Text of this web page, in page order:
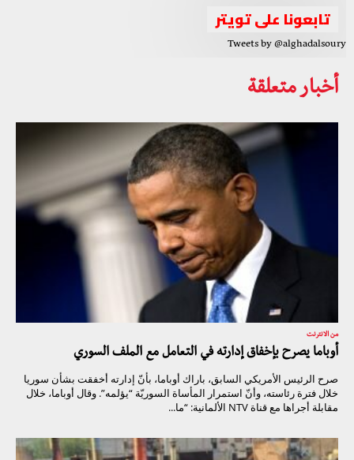
تابعونا على تويتر
Tweets by @alghadalsoury
أخبار متعلقة
من الانترنت
أوباما يصرح بإخفاق إدارته في التعامل مع الملف السوري
صرح الرئيس الأمريكي السابق، باراك أوباما، بأنّ إدارته أخفقت بشأن سوريا
خلال فترة رئاسته، وأنّ استمرار المأساة السوريّة “يؤلمه”. وقال أوباما، خلال
مقابلة أجراها مع قناة NTV الألمانية: “ما...